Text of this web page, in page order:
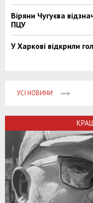
Віряни Чугуєва
ПЦУ
У Харкові відкрили
УСІ НОВИНИ